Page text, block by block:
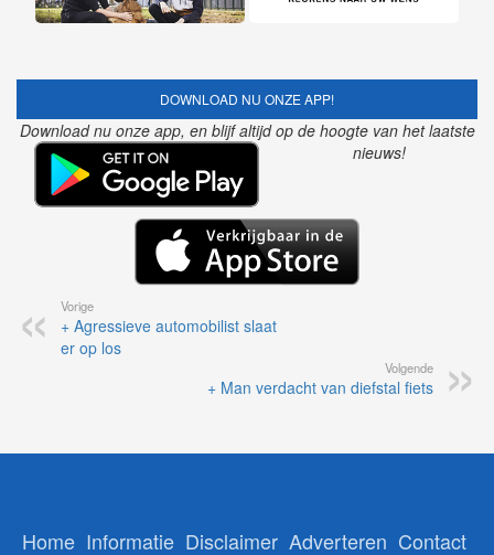
DOWNLOAD NU ONZE APP!
Download nu onze app, en blijf altijd op de hoogte van het laatste
nieuws!
Vorige
+ Agressieve automobilist slaat
er op los
Volgende
+ Man verdacht van diefstal fiets
Home Informatie Disclaimer Adverteren Contact